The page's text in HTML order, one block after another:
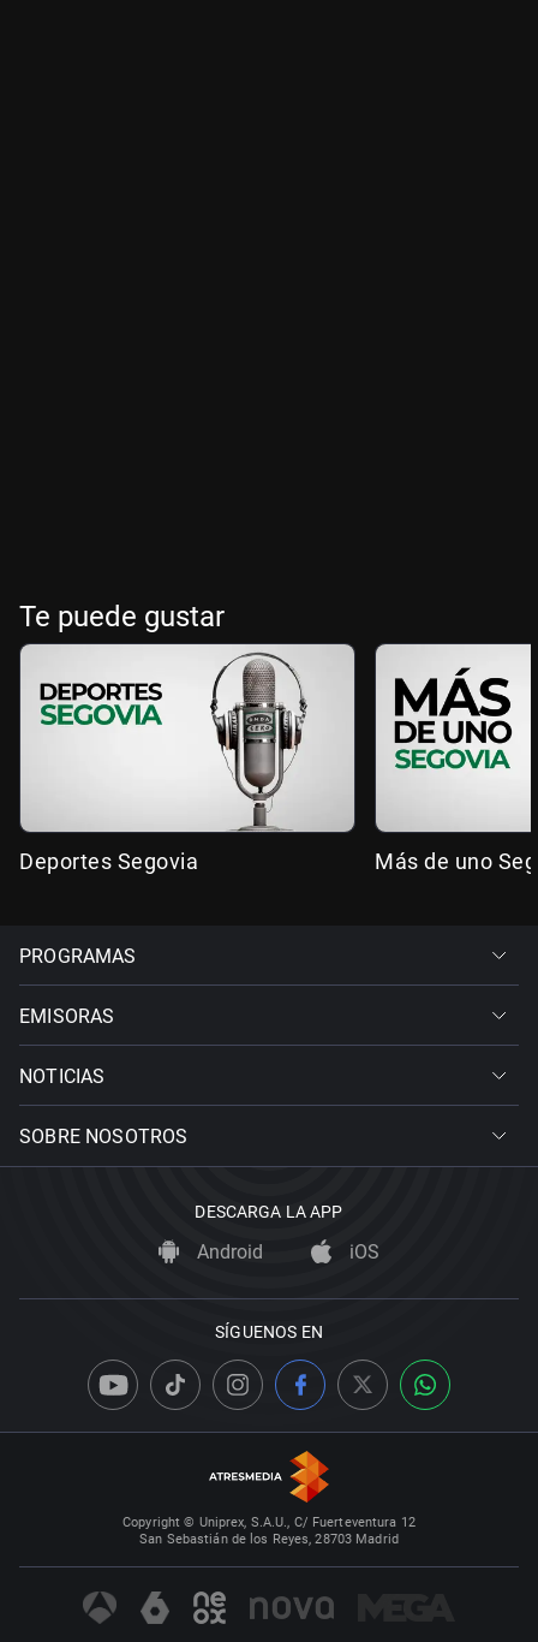
Te puede gustar
Deportes Segovia Más de uno
PROGRAMAS
EMISORAS
NOTICIAS
SOBRE NOSOTROS
DESCARGA LA APP
Android iOS
SÍGUENOS EN
Copyright © Uniprex, S.A.U., C/ Fuerteventura 12
San Sebastián de los Reyes, 28703 Madrid